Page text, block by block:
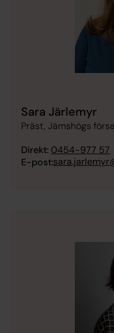
Sara Järlemyr
Präst, Jämshögs
Direkt: 0454-977 57
E-post: